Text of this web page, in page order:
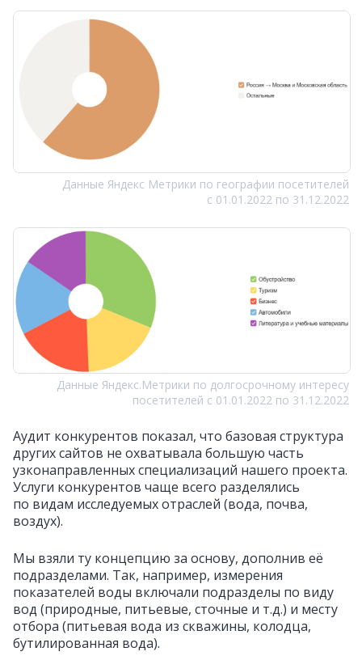
Данные Яндекс Метрики по географии посетителей
с 01.01.2022 по 31.12.2022
Данные Яндекс.Метрики по долгосрочному интересу
посетителей с 01.01.2022 по 31.12.2022
Аудит конкурентов показал, что базовая структура
другихсайтов не охватывала большую часть
узконаправленных специализаций нашего проекта.
Услуги конкурентов чаще всего разделялись
по видам исследуемых отраслей (вода, почва,
воздух).
Мы взяли ту концепцию за основу, дополнив её
подразделами. Так, например, измерения
показателей воды включали подразделы по виду
вод (природные, питьевые, сточные и т.д.) и месту
отбора (питьевая вода из скважины, колодца,
бутилированная вода).